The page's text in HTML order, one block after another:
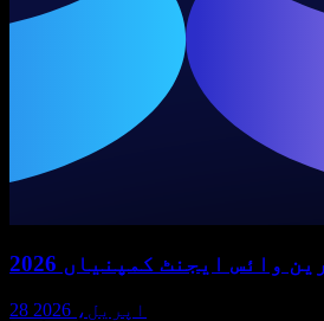
28 اپریل، 2026